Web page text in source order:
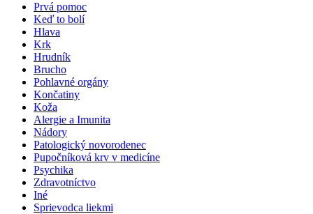
Prvá pomoc
Keď to bolí
Hlava
Krk
Hrudník
Brucho
Pohlavné orgány
Končatiny
Koža
Alergie a Imunita
Nádory
Patologický novorodenec
Pupočníková krv v medicíne
Psychika
Zdravotníctvo
Iné
Sprievodca liekmi